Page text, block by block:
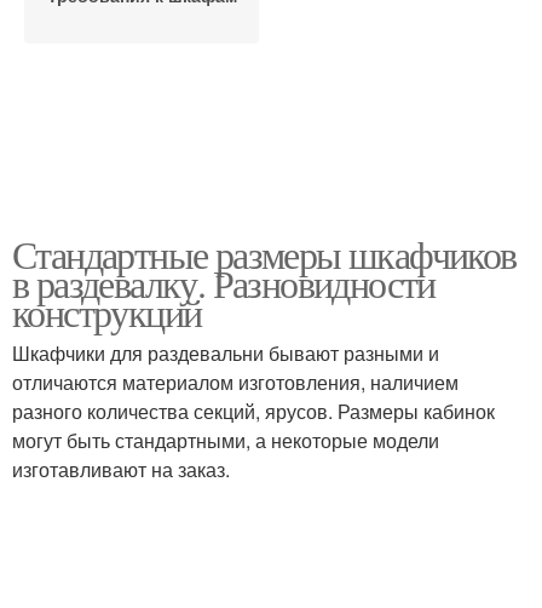
Стандартные размеры шкафчиков
в раздевалку. Разновидности
конструкций
Шкафчики для раздевальни бывают разными и
отличаются материалом изготовления, наличием
разного количества секций, ярусов. Размеры кабинок
могут быть стандартными, а некоторые модели
изготавливают на заказ.